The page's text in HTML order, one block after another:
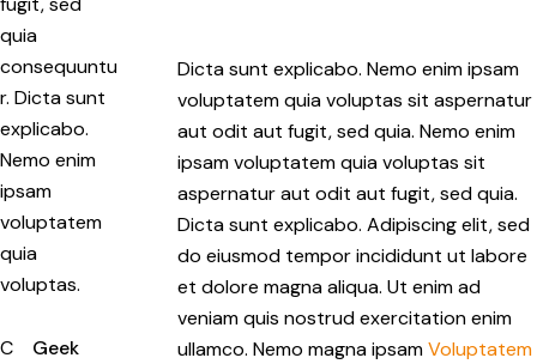
quia
consequuntu
r. Dicta sunt
explicabo.
Nemo enim
ipsam
voluptatem
quia
voluptas.
C
Geek
Dicta sunt explicabo. Nemo enim ipsam
voluptatem quia voluptas sit aspernatur
aut odit aut fugit, sed quia. Nemo enim
ipsam voluptatem quia voluptas sit
aspernatur aut odit aut fugit, sed quia.
Dicta sunt explicabo. Adipiscing elit, sed
do eiusmod tempor incididunt ut labore
et dolore magna aliqua. Ut enim ad
veniam quis nostrud exercitation enim
ullamco. Nemo magna ipsamVoluptatem